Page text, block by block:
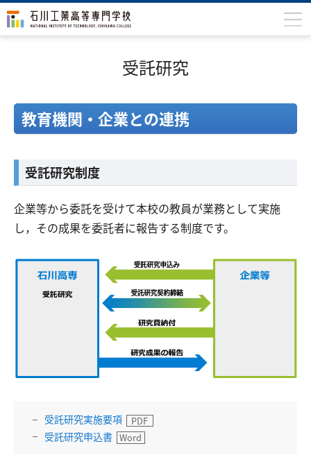
専攻科
入学案内
学生生活
研究・産学連携
中学生の方 在学生の方
卒業生の方
交通アクセス お問い合わせ
受託研究
教育機関・企業との連携
受託研究制度
企業等から委託を受けて本校の教員が業務として実施
し，その成果を委託者に報告する制度です。
受託研究実施要項
受託研究申込書